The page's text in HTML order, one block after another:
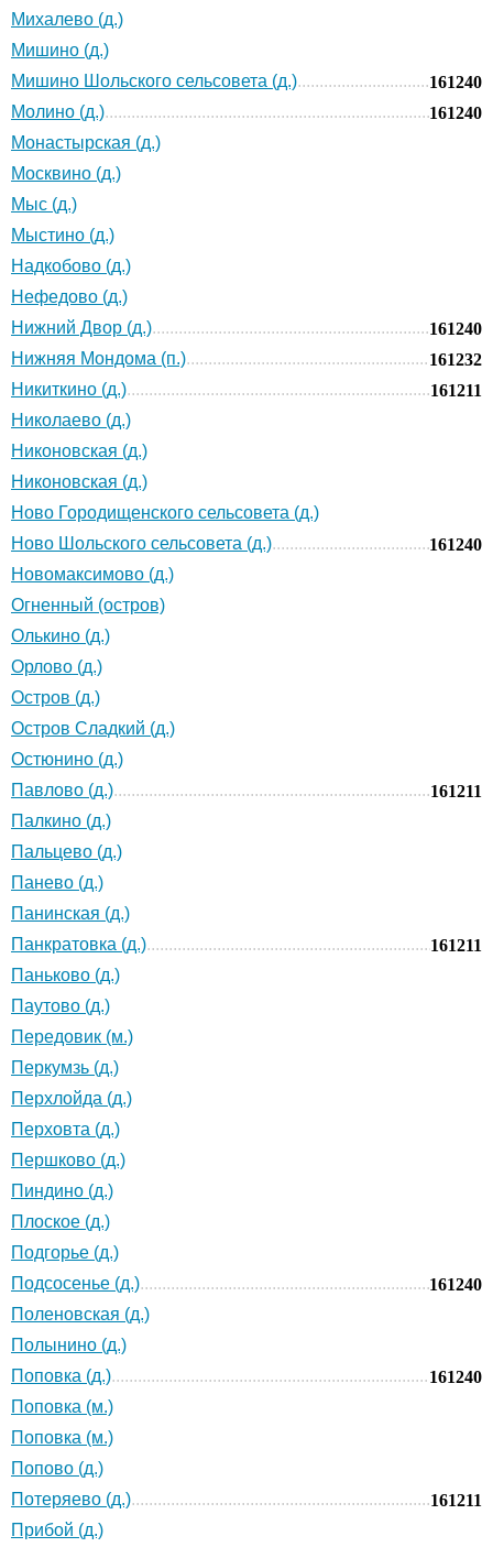
Михалево (д.)
Мишино (д.)
Мишино Шольского сельсовета (д.)
161240
Молино (д.)
161240
Монастырская (д.)
Москвино (д.)
Мыс (д.)
Мыстино (д.)
Надкобово (д.)
Нефедово (д.)
Нижний Двор (д.)
161240
Нижняя Мондома (п.)
161232
Никиткино (д.)
161211
Николаево (д.)
Никоновская (д.)
Никоновская (д.)
Ново Городищенского сельсовета (д.)
Ново Шольского сельсовета (д.)
161240
Новомаксимово (д.)
Огненный (остров)
Олькино (д.)
Орлово (д.)
Остров (д.)
Остров Сладкий (д.)
Остюнино (д.)
Павлово (д.)
161211
Палкино (д.)
Пальцево (д.)
Панево (д.)
Панинская (д.)
Панкратовка (д.)
161211
Паньково (д.)
Паутово (д.)
Передовик (м.)
Перкумзь (д.)
Перхлойда (д.)
Перховта (д.)
Першково (д.)
Пиндино (д.)
Плоское (д.)
Подгорье (д.)
Подсосенье (д.)
161240
Поленовская (д.)
Полынино (д.)
Поповка (д.)
161240
Поповка (м.)
Поповка (м.)
Попово (д.)
Потеряево (д.)
161211
Прибой (д.)